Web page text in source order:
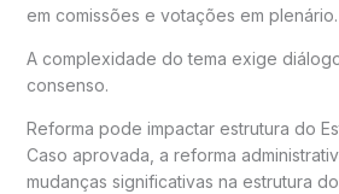
em comissões e votações em plenário.
A complexidade do tema exige
consenso.
Reforma pode impactar estrutura do
Caso aprovada, a reforma
mudanças significativas na estrutura